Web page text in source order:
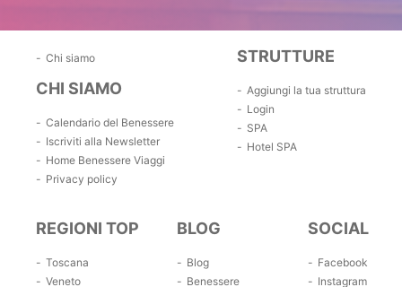
Chi siamo
CHI SIAMO
Calendario del Benessere
Iscriviti alla Newsletter
Home Benessere Viaggi
Privacy policy
STRUTTURE
Aggiungi la tua struttura
Login
SPA
Hotel SPA
REGIONI TOP
Toscana
Veneto
BLOG
Blog
Benessere
SOCIAL
Facebook
Instagram